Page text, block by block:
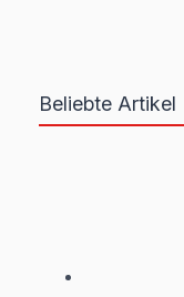
Beliebte Artikel